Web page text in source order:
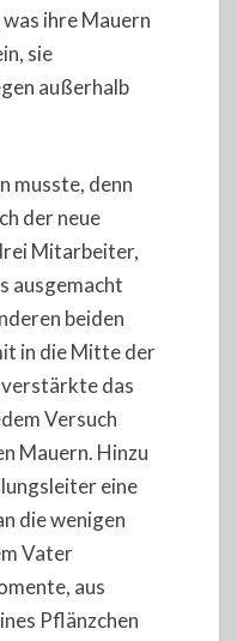
ihre Mauern
sie
außerhalb
musste, denn
der neue
Mitarbeiter,
ausgemacht
beiden
in die Mitte der
verstärkte das
Versuch
Mauern. Hinzu
eine
die wenigen
Vater
aus
Pflänzchen